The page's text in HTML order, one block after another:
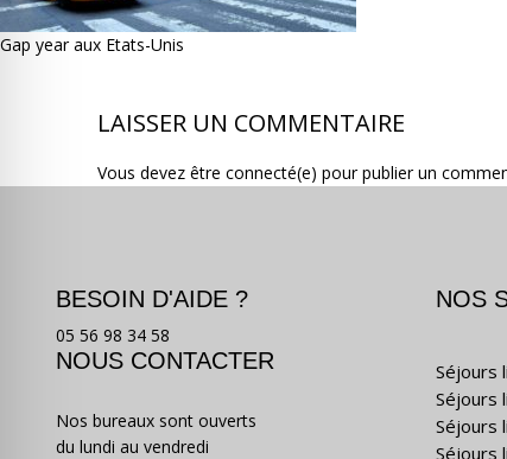
Gap year aux Etats-Unis
LAISSER UN COMMENTAIRE
Vous devez être connecté(e) pour publier un
BESOIN D'AIDE ?
05 56 98 34 58
NOUS CONTACTER
Nos bureaux sont ouverts
du lundi au vendredi
NOS
Séjours
Séjours
Séjours
Séjours